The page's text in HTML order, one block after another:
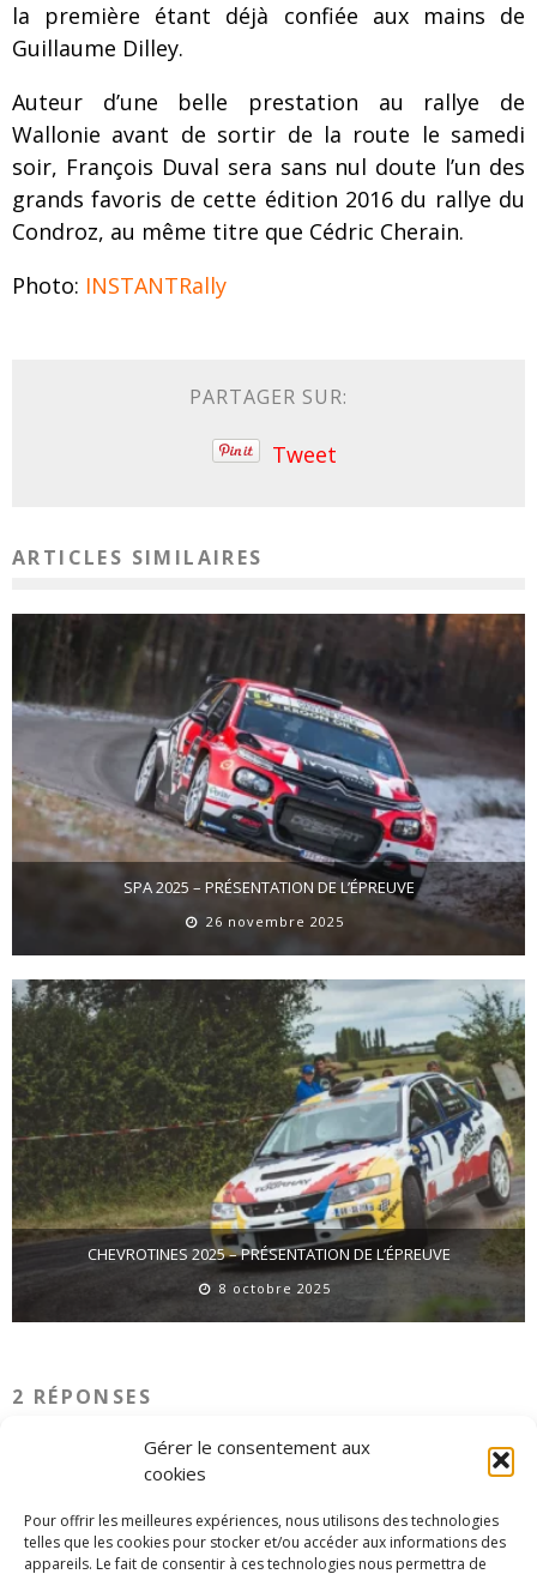
Gérer le consentement aux
cookies
Pour offrir les meilleures expériences, nous utilisons des technologies
telles que les cookies pour stocker et/ou accéder aux informations des
appareils. Le fait de consentir à ces technologies nous permettra de
la première étant déjà confiée aux mains de
Guillaume Dilley.
Auteur d’une belle prestation au rallye de
Wallonie avant de sortir de la route le samedi
soir, François Duval sera sans nul doute l’un des
grands favoris de cette édition 2016 du rallye du
Condroz, au même titre que Cédric Cherain.
Photo: INSTANTRally
PARTAGER SUR:
Tweet
ARTICLES SIMILAIRES
SPA 2025 – PRÉSENTATION DE L’ÉPREUVE
26 novembre 2025
CHEVROTINES 2025 – PRÉSENTATION DE L’ÉPREUVE
8 octobre 2025
2 RÉPONSES
delgoffe